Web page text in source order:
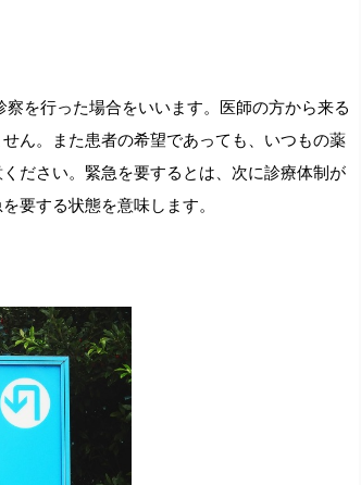
を行った場合をいいます。医師の方から来る
ん。また患者の希望であっても、いつもの薬
ださい。緊急を要するとは、次に診療体制が
要する状態を意味します。